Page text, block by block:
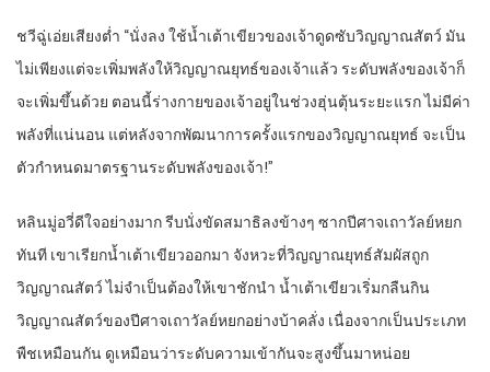
ชวีฉู่เอ่ยเสียงต่ำ “นั่งลง ใช้น้ำเต้าเขียวของเจ้าดูดซับวิญญาณสัตว์ มัน
ไม่เพียงแต่จะเพิ่มพลังให้วิญญาณยุทธ์ของเจ้าแล้ว ระดับพลังของเจ้าก็
จะเพิ่มขึ้นด้วย ตอนนี้ร่างกายของเจ้าอยู่ในช่วงฮุ่นตุ้นระยะแรก ไม่มีค่า
พลังที่แน่นอน แต่หลังจากพัฒนาการครั้งแรกของวิญญาณยุทธ์ จะเป็น
ตัวกำหนดมาตรฐานระดับพลังของเจ้า!”
หลินมู่อวี่ดีใจอย่างมาก รีบนั่งขัดสมาธิลงข้างๆ ซากปีศาจเถาวัลย์หยก
ทันที เขาเรียกน้ำเต้าเขียวออกมา จังหวะที่วิญญาณยุทธ์สัมผัสถูก
วิญญาณสัตว์ ไม่จำเป็นต้องให้เขาชักนำ น้ำเต้าเขียวเริ่มกลืนกิน
วิญญาณสัตว์ของปีศาจเถาวัลย์หยกอย่างบ้าคลั่ง เนื่องจากเป็นประเภท
พืชเหมือนกัน ดูเหมือนว่าระดับความเข้ากันจะสูงขึ้นมาหน่อย